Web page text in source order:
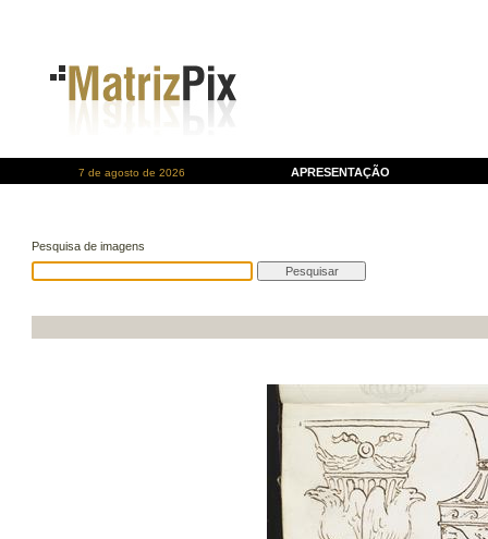
7 de agosto de 2026 APRESENTAÇÃO
Pesquisa de imagens